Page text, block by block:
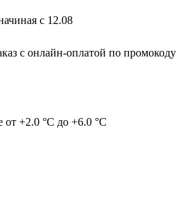
с 12.08
с онлайн-оплатой по промокоду
от +2.0 °С до +6.0 °С